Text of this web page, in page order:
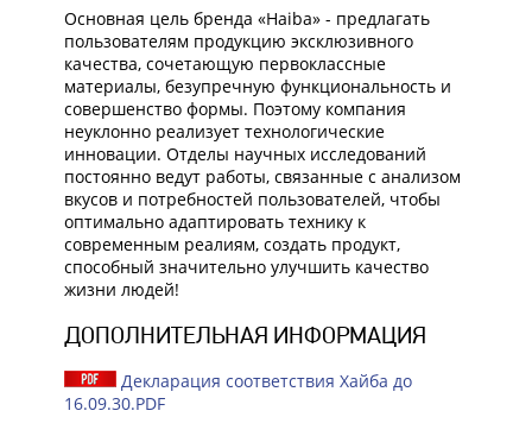
Основная цель бренда «Haiba» - предлагать
пользователям продукцию эксклюзивного
качества, сочетающую первоклассные
материалы, безупречную функциональность и
совершенство формы. Поэтому компания
неуклонно реализует технологические
инновации. Отделы научных исследований
постоянно ведут работы, связанные с анализом
вкусов и потребностей пользователей, чтобы
оптимально адаптировать технику к
современным реалиям, создать продукт,
способный значительно улучшить качество
жизни людей!
ДОПОЛНИТЕЛЬНАЯ ИНФОРМАЦИЯ
Декларация соответствия Хайба до
16.09.30.PDF